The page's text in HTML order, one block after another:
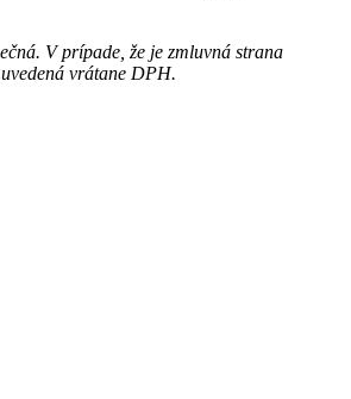
V prípade, že je zmluvná strana
vrátane DPH.